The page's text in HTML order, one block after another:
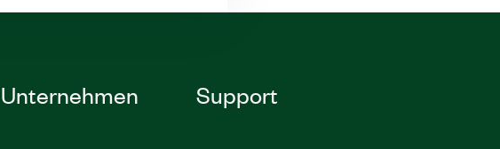
Unternehmen Support